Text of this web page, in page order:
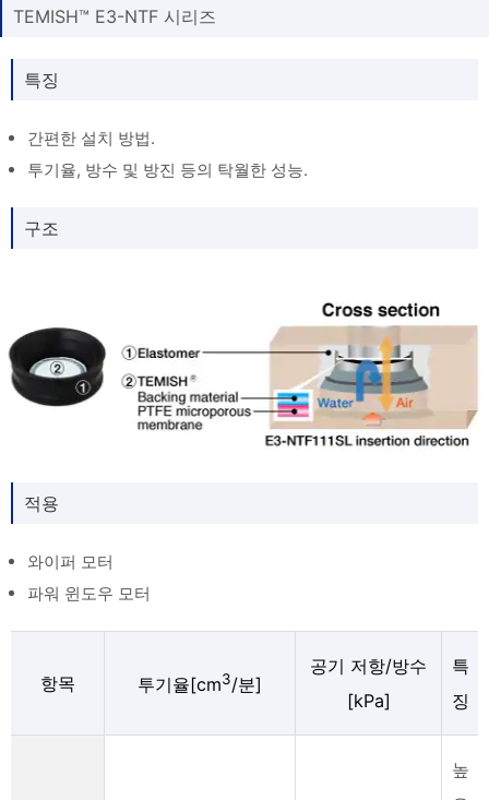
TEMISH™ E3-NTF 시리즈
특징
간편한 설치 방법.
투기율, 방수 및 방진 등의 탁월한 성능.
구조
적용
와이퍼 모터
파워 윈도우 모터
항목 투기율[cm3/분]
공기 저항/방수
[kPa]
특
징
높